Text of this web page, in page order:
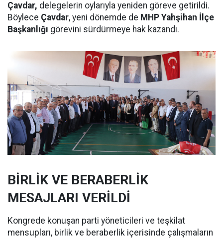
Çavdar, delegelerin oylarıyla yeniden göreve getirildi.
Böylece Çavdar, yeni dönemde de MHP Yahşihan İlçe
Başkanlığı görevini sürdürmeye hak kazandı.
BİRLİK VE BERABERLİK
MESAJLARI VERİLDİ
Kongrede konuşan parti yöneticileri ve teşkilat
mensupları, birlik ve beraberlik içerisinde çalışmaların